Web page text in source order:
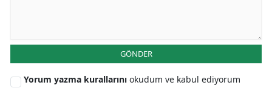
GÖNDER
Yorum yazma kurallarını okudum ve kabul ediyorum